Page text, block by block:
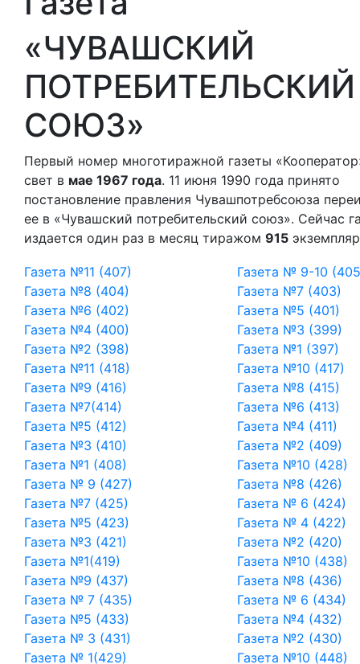
«ЧУВАШСКИЙ
ПОТРЕБИТЕЛЬСКИЙ
СОЮЗ»
Первый номер многотиражной газеты
свет в мае 1967 года. 11 июня 1990 года принято
постановление правления Чувашпотребсоюза
ее в «Чувашский потребительский союз». Сейчас
издается один раз в месяц тиражом 915
Газета №11 (407)
Газета № 9-10
Газета №8 (404)
Газета №7 (403)
Газета №6 (402)
Газета №5 (401)
Газета №4 (400)
Газета №3 (399)
Газета №2 (398)
Газета №1 (397)
Газета №11 (418)
Газета №10 (417)
Газета №9 (416)
Газета №8 (415)
Газета №7(414)
Газета №6 (413)
Газета №5 (412)
Газета №4 (411)
Газета №3 (410)
Газета №2 (409)
Газета №1 (408)
Газета №10 (428)
Газета № 9 (427)
Газета №8 (426)
Газета №7 (425)
Газета № 6 (424)
Газета №5 (423)
Газета № 4 (422)
Газета №3 (421)
Газета №2 (420)
Газета №1(419)
Газета №10 (438)
Газета №9 (437)
Газета №8 (436)
Газета № 7 (435)
Газета № 6 (434)
Газета №5 (433)
Газета №4 (432)
Газета № 3 (431)
Газета №2 (430)
Газета № 1(429)
Газета №10 (448)